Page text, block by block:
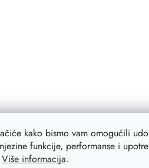
kako bismo vam omogućili
funkcije, performanse i
Više informacija.